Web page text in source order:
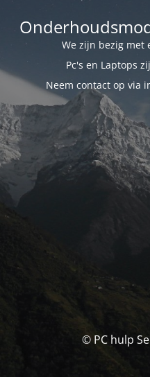
We zijn bezig met
Pc's en Laptops
Neem contact op via
© PC hulp